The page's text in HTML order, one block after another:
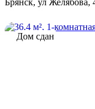
Брянск, ул Желябова,
Дом сдан